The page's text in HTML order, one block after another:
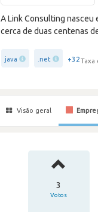
A Link Consulting nasceu
cerca de duas centenas
java .net +32Taxa
Visão geral
3
Votos